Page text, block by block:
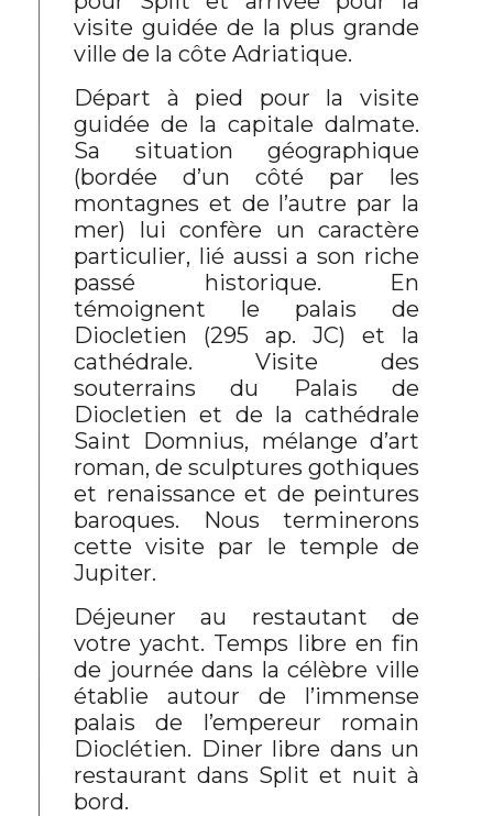
visite guidée de la plus grande
ville de la côte Adriatique.
Départ à pied pour la visite
guidée de la capitale dalmate.
Sa situation géographique
(bordée d’un côté par les
montagnes et de l’autre par la
mer) lui confère un caractère
particulier, lié aussi a son riche
passé historique. En
témoignent le palais de
Diocletien (295 ap. JC) et la
cathédrale. Visite des
souterrains du Palais de
Diocletien et de la cathédrale
Saint Domnius, mélange d’art
roman, de sculptures gothiques
et renaissance et de peintures
baroques. Nous terminerons
cette visite par le temple de
Jupiter.
Déjeuner au restautant de
votre yacht. Temps libre en fin
de journée dans la célèbre ville
établie autour de l’immense
palais de l’empereur romain
Dioclétien. Diner libre dans un
restaurant dans Split et nuit à
bord.